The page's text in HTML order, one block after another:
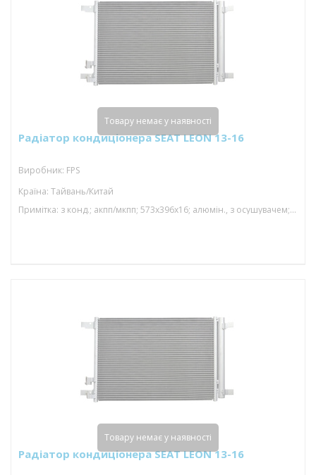
Радіатор кондиціонера SEAT LEON 13-16
Виробник: FPS
Країна: Тайвань/Китай
Примітка: з конд.; акпп/мкпп; 573x396x16; алюмін., з осушувачем; (1.2 tfsi/1.4 tfsi/1.8 tfsi/2.0 tdi/2.0 tfsi/1.0 tfsi/1.4 tsi/1.5 tfs
Товару немає у наявності
Радіатор кондиціонера SEAT LEON 13-16
Товару немає у наявності